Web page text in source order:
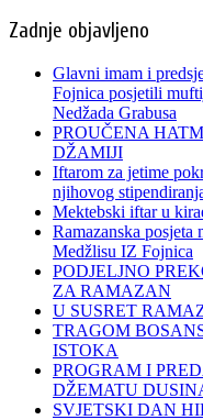
Zadnje objavljeno
Glavni imam i
Fojnica posjetili
Nedžada Grabusa
PROUČENA
DŽAMIJI
Iftarom za jetime
njihovog
Mektebski iftar u
Ramazanska posjeta
Medžlisu IZ Fojnica
PODJELJNO
ZA RAMAZAN
U SUSRET
TRAGOM
ISTOKA
PROGRAM I
DŽEMATU
SVJETSKI DAN